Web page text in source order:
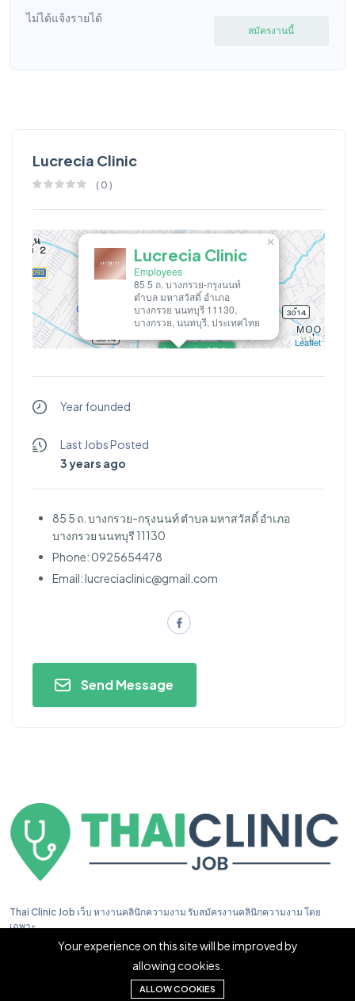
ไม่ได้แจ้งรายได้
สมัครงานนี้
Lucrecia Clinic
( 0 )
Lucrecia Clinic
Lucrecia Clinic
Employees
85 5 ถ. บางกรวย-กรุงนนท์
ตำบล มหาสวัสดิ์ อำเภอ
บางกรวย นนทบุรี 11130,
บางกรวย, นนทบุรี, ประเทศไทย
×
Leaflet
Year founded
Last Jobs Posted
3 years ago
85 5 ถ. บางกรวย-กรุงนนท์ ตำบล มหาสวัสดิ์ อำเภอ
บางกรวย นนทบุรี 11130
Phone: 0925654478
Email:lucreciaclinic@gmail.com
Send Message
Thai Clinic Job เว็บ หางานคลินิกความงาม รับสมัครงานคลินิกความงาม โดย
เฉพาะ
Your experience on this site will be improved by
allowing cookies.
ALLOW COOKIES